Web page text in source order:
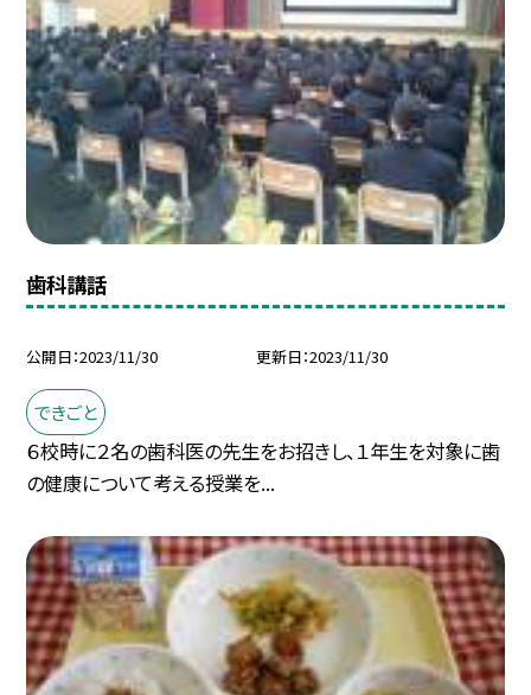
歯科講話
公開日 2023/11/30 更新日 2023/11/30
できごと
６校時に２名の歯科医の先生をお招きし、１年生を対象に歯
の健康について考える授業を...